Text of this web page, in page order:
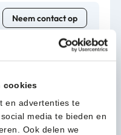
cookies
en advertenties te
media te bieden en
Ook delen we
Neem contact op